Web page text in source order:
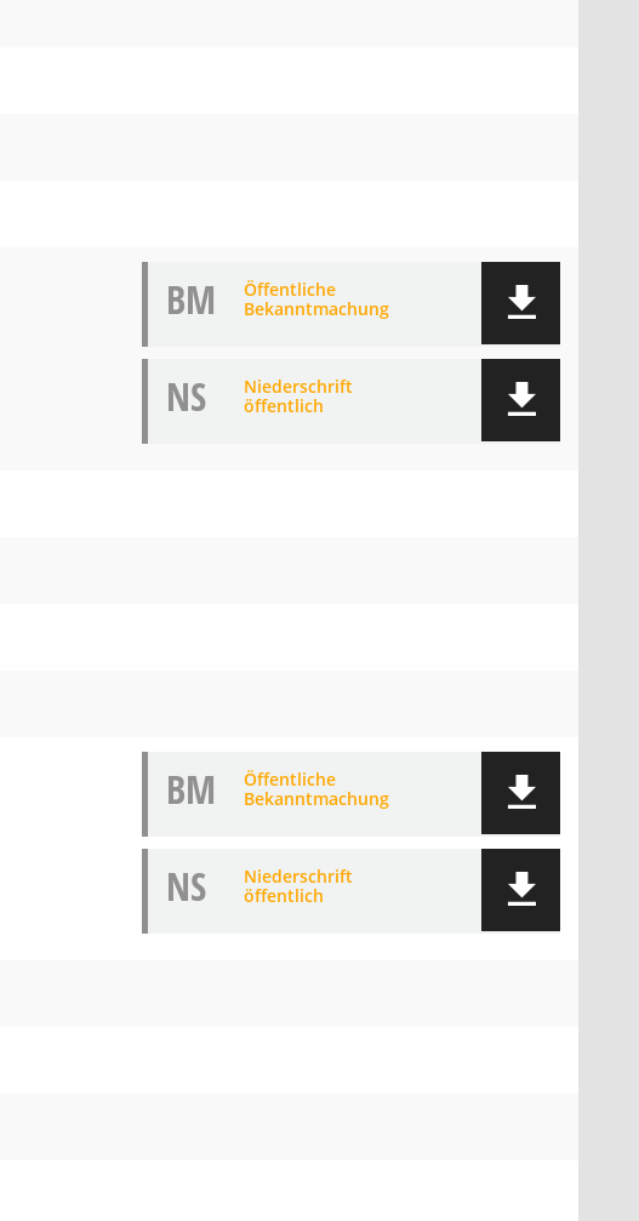
BM
Öffentliche
Bekanntmachung
NS
Niederschrift
öffentlich
BM
Öffentliche
Bekanntmachung
NS
Niederschrift
öffentlich